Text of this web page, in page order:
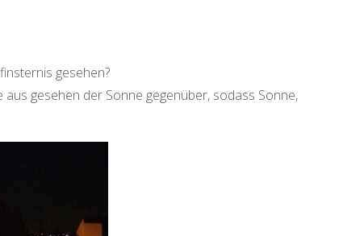
gesehen?
gesehen der Sonne gegenüber, sodass Sonne,